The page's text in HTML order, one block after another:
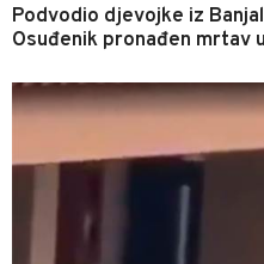
Podvodio djevojke iz
Osuđenik pronađen mrtav